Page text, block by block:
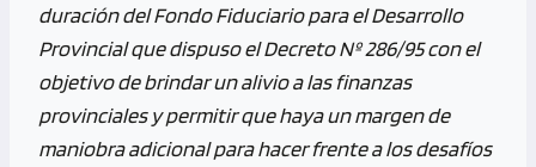
duración del Fondo Fiduciario para el Desarrollo
Provincial que dispuso el Decreto Nº 286/95 con el
objetivo de brindar un alivio a las finanzas
provinciales y permitir que haya un margen de
maniobra adicional para hacer frente a los desafíos